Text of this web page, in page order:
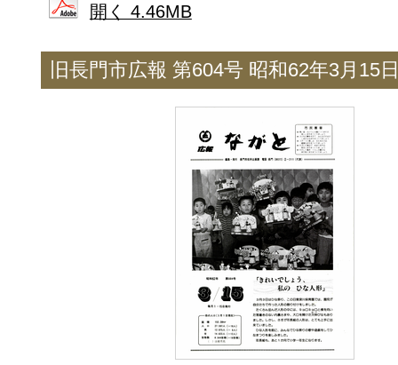
開く 4.46MB
旧長門市広報 第604号 昭和62年3月15